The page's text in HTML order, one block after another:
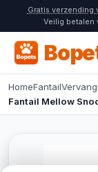
Gratis verzending
Veilig betalen
HomeFantail
Fantail Mellow